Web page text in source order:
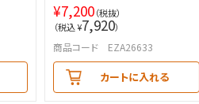
¥7,200（税抜）
（税込 ¥7,920）
商品コード EZA26633
カートに入れる